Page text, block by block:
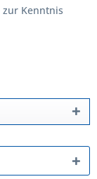
zur Kenntnis